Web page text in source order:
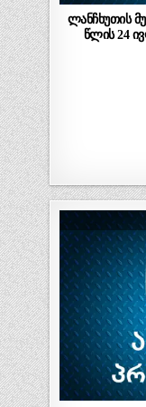
ლანჩხუთის
წლის 24